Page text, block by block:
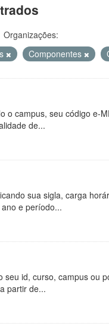
Organizações:
Componentes
o campus, seu código e-
de...
sua sigla, carga
e período...
id, curso, campus ou
partir de...